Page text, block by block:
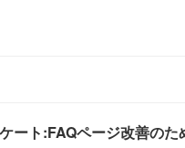
ート:FAQページ改善のた